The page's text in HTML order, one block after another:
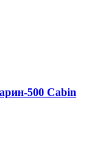
500 Cabin